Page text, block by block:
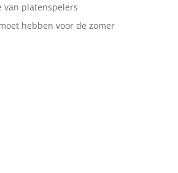
van platenspelers
hebben voor de zomer